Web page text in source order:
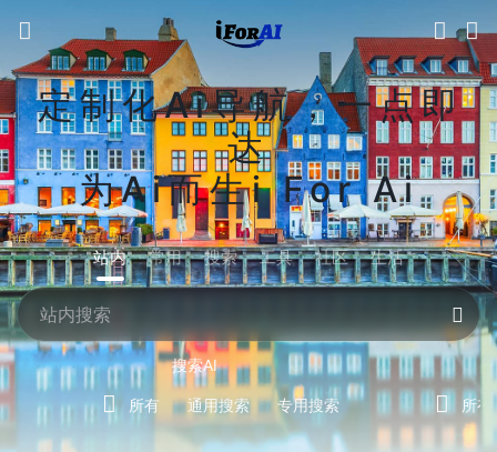
定制化Ai导航，一点即
达
为Ai而生i For Ai
站内 常用 搜索 工具 社区 生活
搜索AI
所有 通用搜索 专用搜索 所有